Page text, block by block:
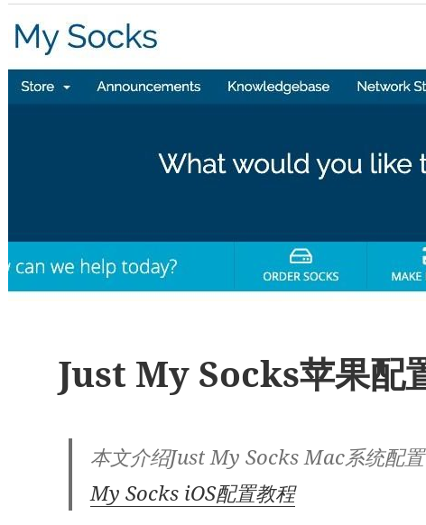
Just My Socks苹果配
本文介绍Just My Socks Mac系统配
My Socks iOS配置教程